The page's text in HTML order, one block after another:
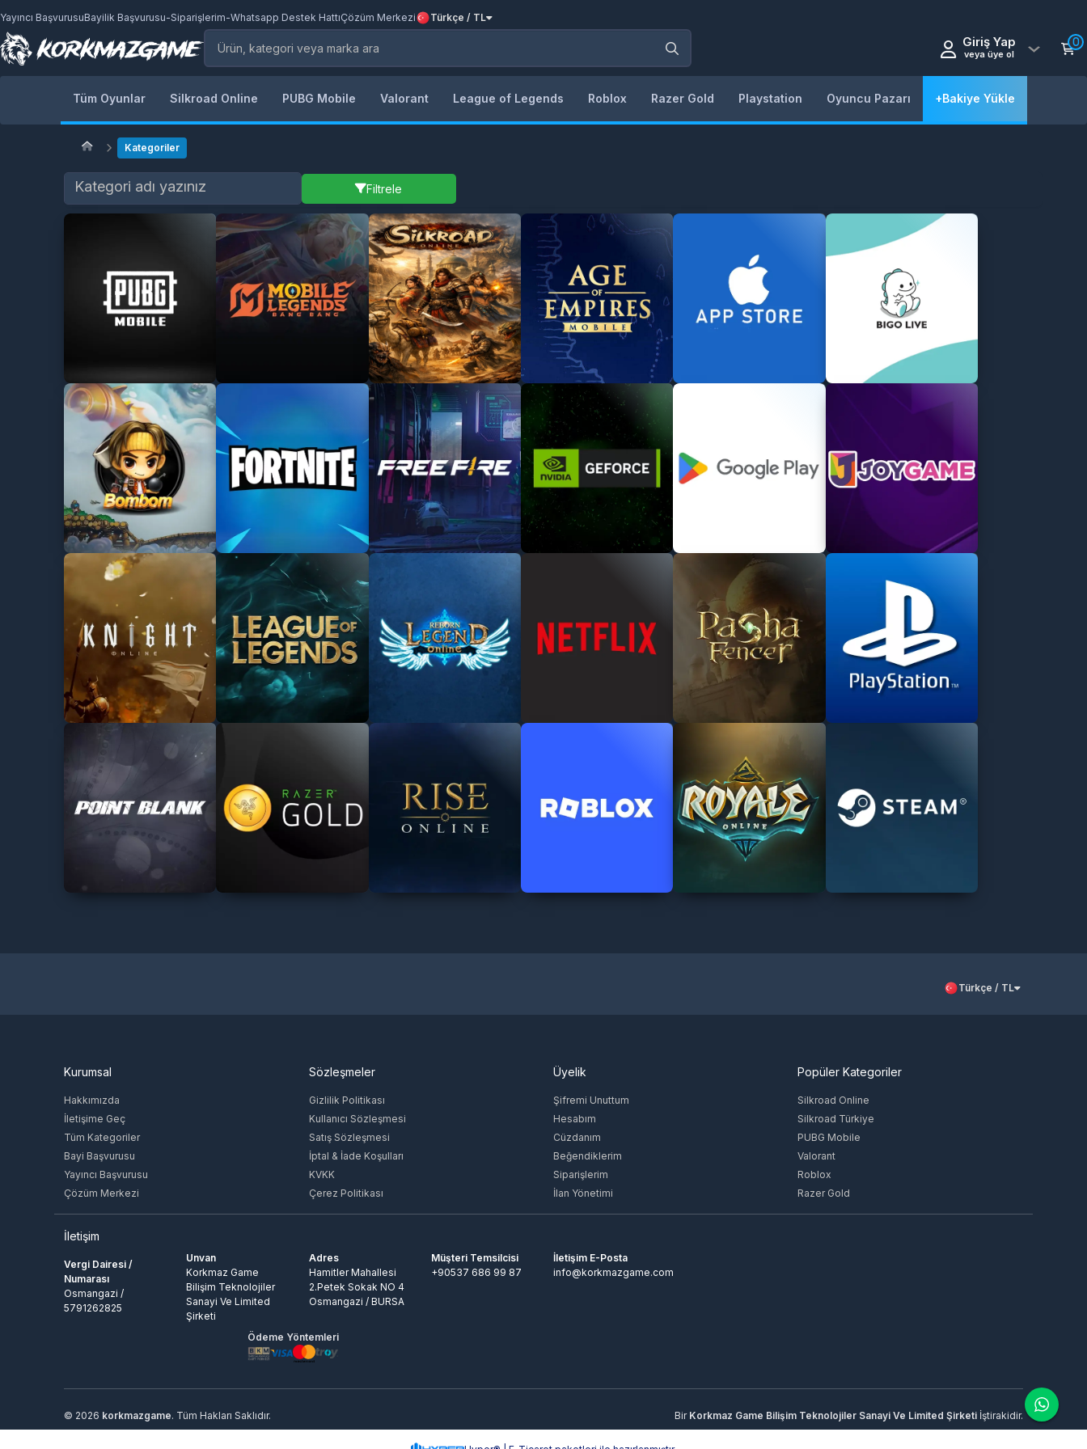
Yayıncı BaşvurusuBayilik Başvurusu-Siparişlerim-Whatsapp Destek HattıÇözüm Merkezi Türkçe / TL
Giriş Yap
veya üye ol
0
Tüm Oyunlar Silkroad Online PUBG Mobile Valorant League of Legends Roblox Razer Gold Playstation Oyuncu Pazarı +Bakiye Yükle
Kategoriler
Filtrele
Türkçe / TL
Kurumsal
Hakkımızda
İletişime Geç
Tüm Kategoriler
Bayi Başvurusu
Yayıncı Başvurusu
Çözüm Merkezi
Sözleşmeler
Gizlilik Politikası
Kullanıcı Sözleşmesi
Satış Sözleşmesi
İptal & İade Koşulları
KVKK
Çerez Politikası
Üyelik
Şifremi Unuttum
Hesabım
Cüzdanım
Beğendiklerim
Siparişlerim
İlan Yönetimi
Popüler Kategoriler
Silkroad Online
Silkroad Türkiye
PUBG Mobile
Valorant
Roblox
Razer Gold
İletişim
Vergi Dairesi /
Numarası
Osmangazi /
5791262825
Unvan
Korkmaz Game
Bilişim Teknolojiler
Sanayi Ve Limited
Şirketi
Adres
Hamitler Mahallesi
2.Petek Sokak NO 4
Osmangazi / BURSA
Müşteri Temsilcisi
+90537 686 99 87
İletişim E-Posta
info@korkmazgame.com
Ödeme Yöntemleri
© 2026 korkmazgame. Tüm Hakları Saklıdır. Bir Korkmaz Game Bilişim Teknolojiler Sanayi Ve Limited Şirketiİştirakidir.